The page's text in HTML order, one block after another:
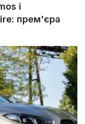
і
прем'єра